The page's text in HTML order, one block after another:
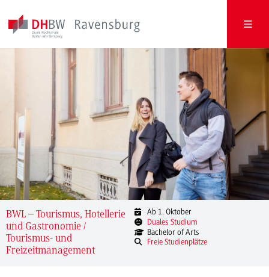
BWL – Tourismus, Hotellerie
und Gastronomie /
Tourismus- und
Freizeitmanagement
Ab 1. Oktober
Duales Studium
Bachelor of Arts
Freie Studienplätze